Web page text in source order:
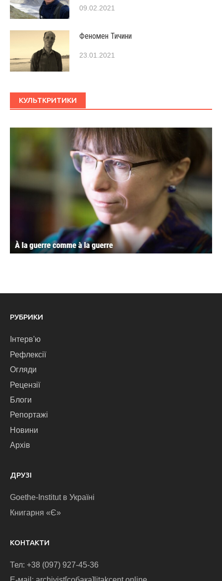
09.02.2021
Феномен Тичини
23.01.2021
КУЛЬТКРИТИКИ
РУБРИКИ
Інтерв'ю
Рефлексії
Огляди
Рецензії
Блоги
Репортажі
Новини
Архів
ДРУЗІ
Goethe-Institut в Україні
Книгарня «Є»
КОНТАКТИ
Тел: +38 (097) 927-45-36